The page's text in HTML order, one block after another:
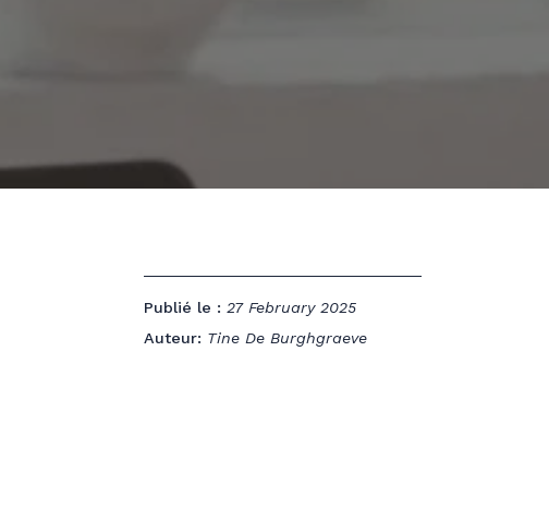
Publié le : 27 February 2025
Auteur: Tine De Burghgraeve